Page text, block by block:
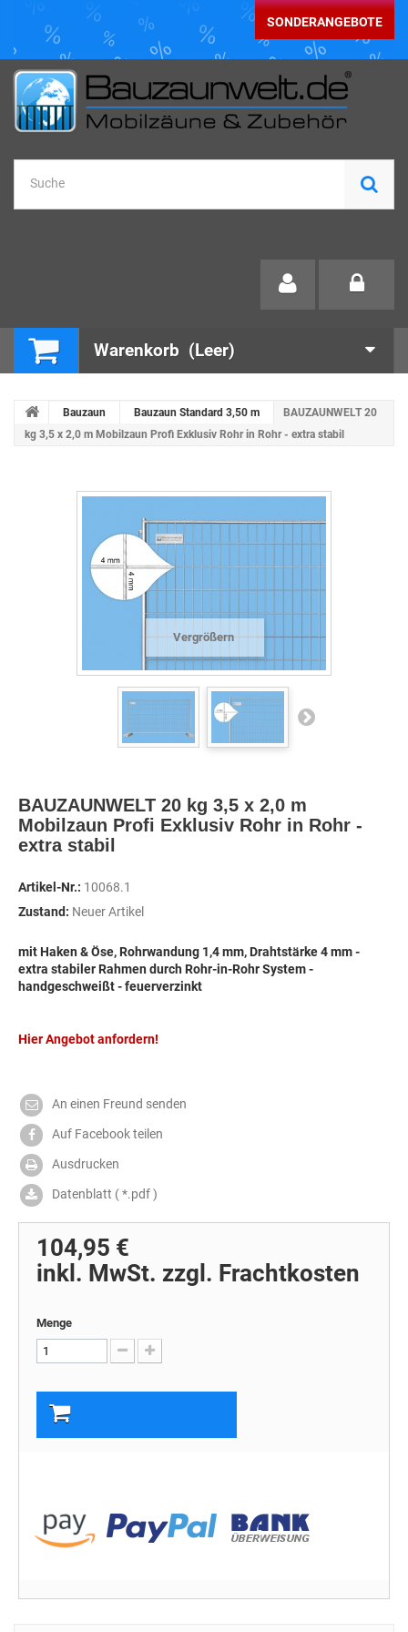
SONDERANGEBOTE
Warenkorb (Leer)
Bauzaun Bauzaun Standard 3,50 m
BAUZAUNWELT 20
kg 3,5 x 2,0 m Mobilzaun Profi Exklusiv Rohr in Rohr - extra stabil
Vergrößern
BAUZAUNWELT 20 kg 3,5 x 2,0 m
Mobilzaun Profi Exklusiv Rohr in Rohr -
extra stabil
Artikel-Nr.: 10068.1
Zustand: Neuer Artikel
mit Haken & Öse, Rohrwandung 1,4 mm, Drahtstärke 4 mm -
extra stabiler Rahmen durch Rohr-in-Rohr System -
handgeschweißt -feuerverzinkt
Hier Angebot anfordern!
An einen Freund senden
Auf Facebook teilen
Ausdrucken
Datenblatt ( *.pdf )
104,95 €
inkl. MwSt. zzgl. Frachtkosten
Menge